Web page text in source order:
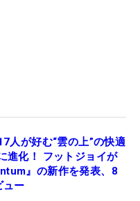
人が好む“雲の上”の快適
進化！ フットジョイが
』の新作を発表、8
ュー